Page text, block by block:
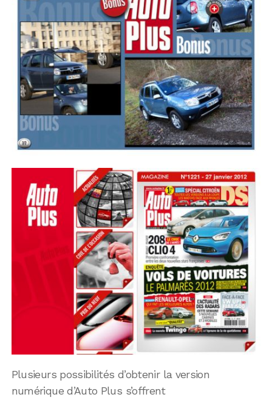
Plusieurs possibilités d’obtenir la version
numérique d’Auto Plus s’offrent